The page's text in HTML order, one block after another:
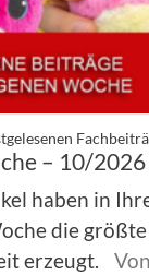
– 10/2026
haben in
die größte
erzeugt.